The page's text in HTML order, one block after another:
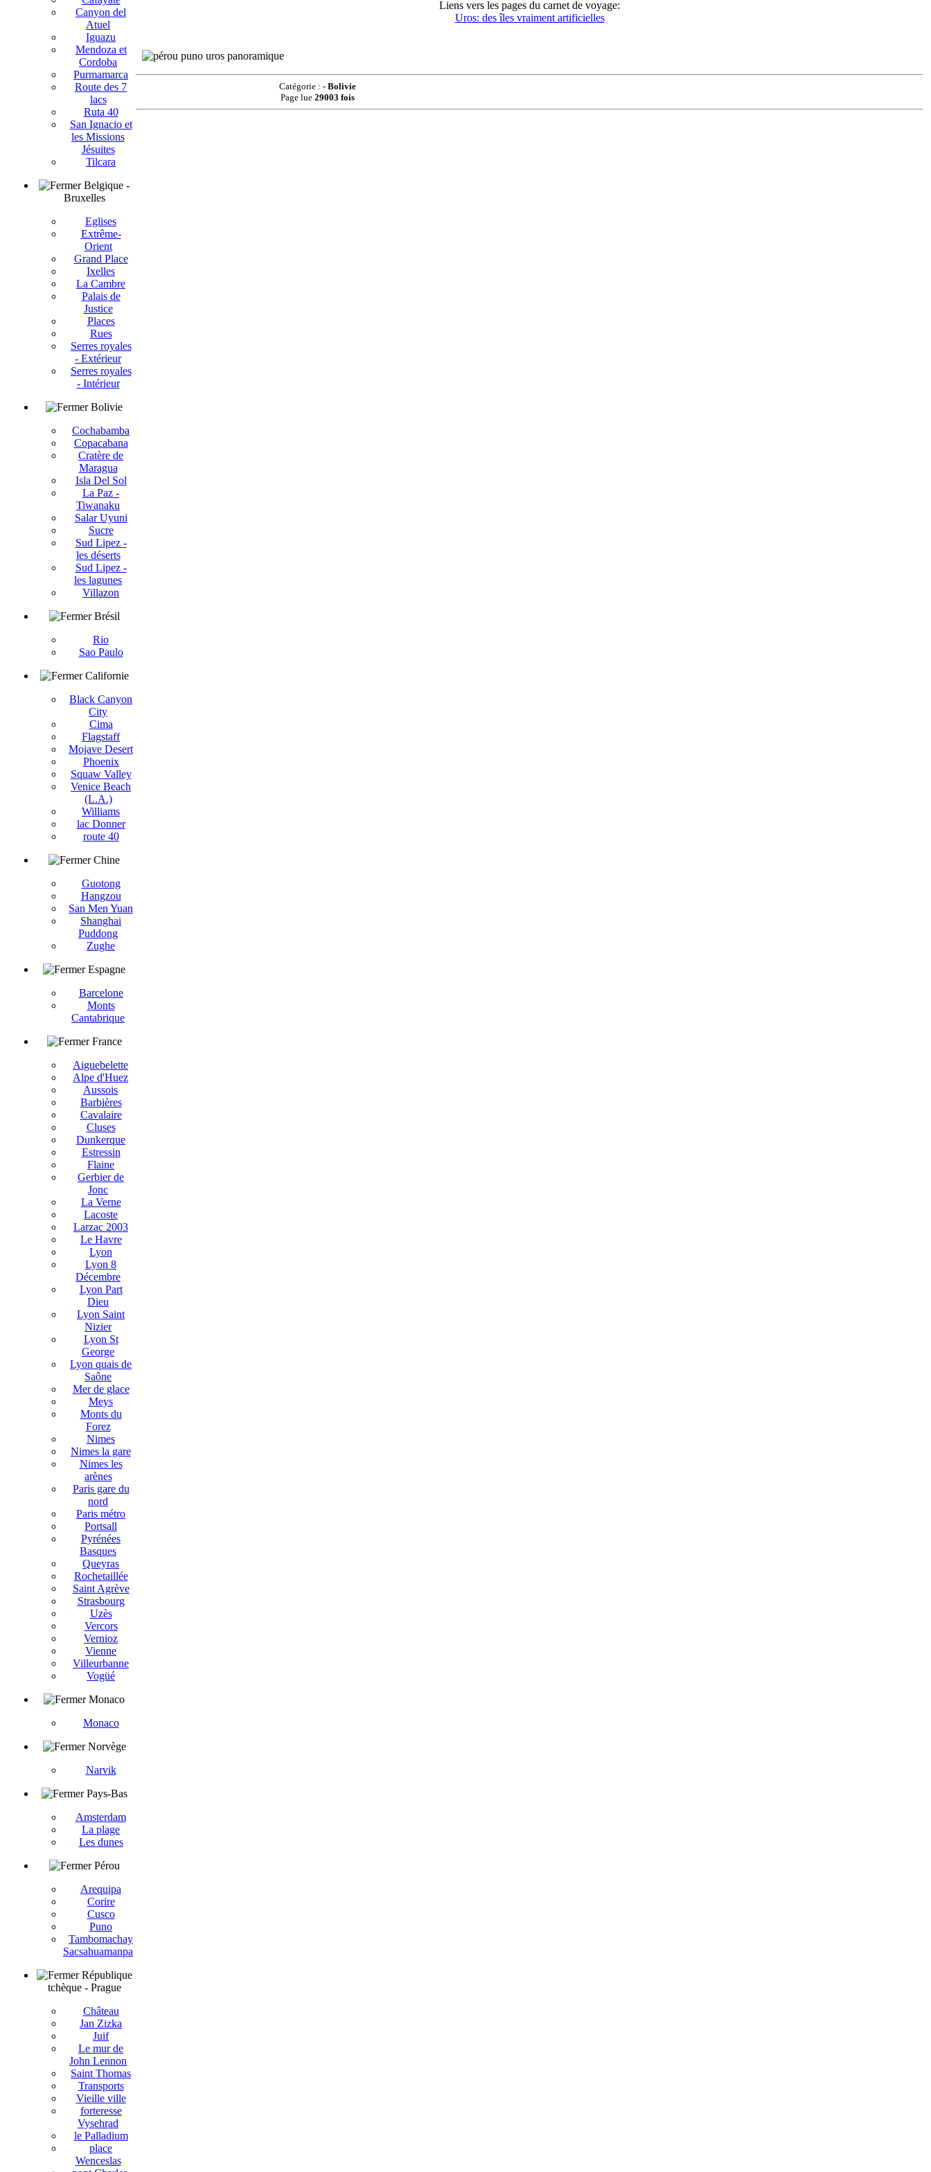
Canyon del
Atuel
Iguazu
Mendoza et
Cordoba
Purmamarca
Route des 7
lacs
Ruta 40
San Ignacio et
les Missions
Jésuites
Tilcara
Belgique -
Bruxelles
Eglises
Extrême-
Orient
Grand Place
Ixelles
La Cambre
Palais de
Justice
Places
Rues
Serres royales
- Extérieur
Serres royales
- Intérieur
Bolivie
Cochabamba
Copacabana
Cratère de
Maragua
Isla Del Sol
La Paz -
Tiwanaku
Salar Uyuni
Sucre
Sud Lipez -
les déserts
Sud Lipez -
les lagunes
Villazon
Brésil
Rio
Sao Paulo
Californie
Black Canyon
City
Cima
Flagstaff
Mojave Desert
Phoenix
Squaw Valley
Venice Beach
(L.A.)
Williams
lac Donner
route 40
Chine
Guotong
Hangzou
San Men Yuan
Shanghai
Puddong
Zughe
Espagne
Barcelone
Monts
Cantabrique
France
Aiguebelette
Alpe d'Huez
Aussois
Barbières
Cavalaire
Cluses
Dunkerque
Estressin
Flaine
Gerbier de
Jonc
La Verne
Lacoste
Larzac 2003
Le Havre
Lyon
Lyon 8
Décembre
Lyon Part
Dieu
Lyon Saint
Nizier
Lyon St
George
Lyon quais de
Saône
Mer de glace
Meys
Monts du
Forez
Nimes
Nimes la gare
Nimes les
arènes
Paris gare du
nord
Paris métro
Portsall
Pyrénées
Basques
Queyras
Rochetaillée
Saint Agrève
Strasbourg
Uzès
Vercors
Vernioz
Vienne
Villeurbanne
Vogüé
Monaco
Monaco
Norvège
Narvik
Pays-Bas
Amsterdam
La plage
Les dunes
Pérou
Arequipa
Corire
Cusco
Puno
Tambomachay
Sacsahuamanpa
République
tchèque - Prague
Château
Jan Zizka
Juif
Le mur de
John Lennon
Saint Thomas
Transports
Vieille ville
forteresse
Vysehrad
le Palladium
place
Wenceslas
Liens vers les pages du carnet de voyage:
Uros: des îles vraiment artificielles
Catégorie : - Bolivie
Page lue 29003 fois